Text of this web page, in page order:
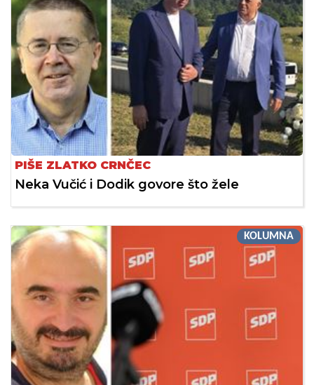
PIŠE ZLATKO CRNČEC
Neka Vučić i Dodik govore što žele
KOLUMNA